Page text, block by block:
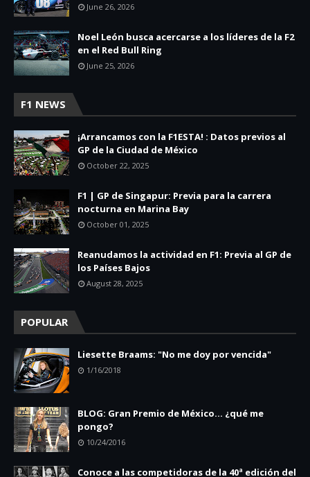
June 26, 2026
Noel León busca acercarse a los líderes de la F2
en el Red Bull Ring
June 25, 2026
F1 NEWS
¡Arrancamos con la F1ESTA! : Datos previos al
GP de la Ciudad de México
October 22, 2025
F1 | GP de Singapur: Previa para la carrera
nocturna en Marina Bay
October 01, 2025
Reanudamos la actividad en F1: Previa al GP de
los Países Bajos
August 28, 2025
POPULAR
Liesette Braams: "No me doy por vencida"
1/16/2018
BLOG: Gran Premio de México... ¿qué me
pongo?
10/24/2016
Conoce a las competidoras de la 40ª edición del